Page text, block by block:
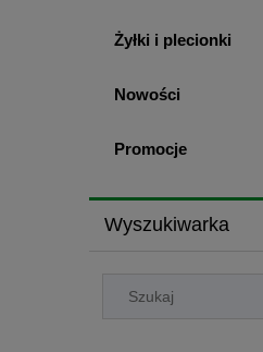
Żyłki i plecionki
Nowości
Promocje
Wyszukiwarka